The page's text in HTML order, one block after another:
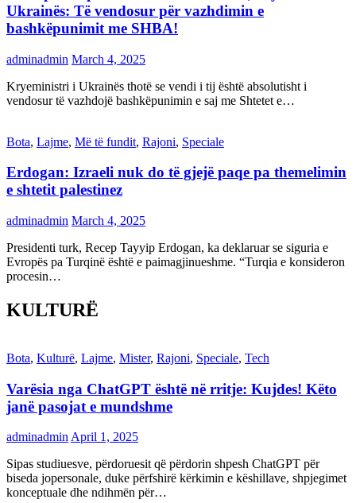
Ukrainës: Të vendosur për vazhdimin e
bashkëpunimit me SHBA!
adminadmin March 4, 2025
Kryeministri i Ukrainës thotë se vendi i tij është absolutisht i
vendosur të vazhdojë bashkëpunimin e saj me Shtetet e…
Bota, Lajme, Më të fundit, Rajoni, Speciale
Erdogan: Izraeli nuk do të gjejë paqe pa themelimin
e shtetit palestinez
adminadmin March 4, 2025
Presidenti turk, Recep Tayyip Erdogan, ka deklaruar se siguria e
Evropës pa Turqinë është e paimagjinueshme. “Turqia e konsideron
procesin…
KULTURË
Bota, Kulturë, Lajme, Mister, Rajoni, Speciale, Tech
Varësia nga ChatGPT është në rritje: Kujdes! Këto
janë pasojat e mundshme
adminadmin April 1, 2025
Sipas studiuesve, përdoruesit që përdorin shpesh ChatGPT për
biseda jopersonale, duke përfshirë kërkimin e këshillave, shpjegimet
konceptuale dhe ndihmën për…